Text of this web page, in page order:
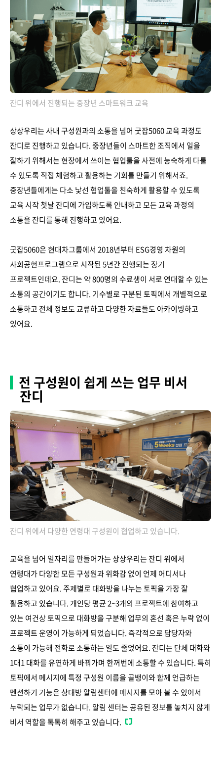
잔디 위에서 진행되는 중장년 스마트워크 교육
상상우리는 사내 구성원과의 소통을 넘어 굿잡5060 교육 과정도
잔디로 진행하고 있습니다. 중장년들이 스마트한 조직에서 일을
잘하기 위해서는 현장에서 쓰이는 협업툴을 사전에 능숙하게 다룰
수 있도록 직접 체험하고 활용하는 기회를 만들기 위해서죠.
중장년들에게는 다소 낯선 협업툴을 친숙하게 활용할 수 있도록
교육 시작 첫날 잔디에 가입하도록 안내하고 모든 교육 과정의
소통을 잔디를 통해 진행하고 있어요.
굿잡5060은 현대차그룹에서 2018년부터 ESG경영 차원의
사회공헌프로그램으로 시작된 5년간 진행되는 장기
프로젝트인데요. 잔디는 약 800명의 수료생이 서로 연대할 수 있는
소통의 공간이기도 합니다. 기수별로 구분된 토픽에서 개별적으로
소통하고 전체 정보도 교류하고 다양한 자료들도 아카이빙하고
있어요.
전 구성원이 쉽게 쓰는 업무 비서
잔디
잔디 위에서 다양한 연령대 구성원이 협업하고 있습니다.
교육을 넘어 일자리를 만들어가는 상상우리는 잔디 위에서
연령대가 다양한 모든 구성원과 위화감 없이 언제 어디서나
협업하고 있어요. 주제별로 대화방을 나누는 토픽을 가장 잘
활용하고 있습니다. 개인당 평균 2~3개의 프로젝트에 참여하고
있는 여건상 토픽으로 대화방을 구분해 업무의 혼선 혹은 누락 없이
프로젝트 운영이 가능하게 되었습니다. 즉각적으로 담당자와
소통이 가능해 전화로 소통하는 일도 줄었어요. 잔디는 단체 대화와
1대1 대화를 유연하게 바꿔가며 한꺼번에 소통할 수 있습니다. 특히
토픽에서 메시지에 특정 구성원 이름을 골뱅이와 함께 언급하는
멘션하기 기능은 상대방 알림센터에 메시지를 모아 볼 수 있어서
누락되는 업무가 없습니다. 알림 센터는 공유된 정보를 놓치지 않게
비서 역할을 톡톡히 해주고 있습니다.